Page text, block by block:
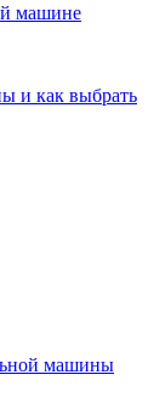
машине
и как выбрать
машины